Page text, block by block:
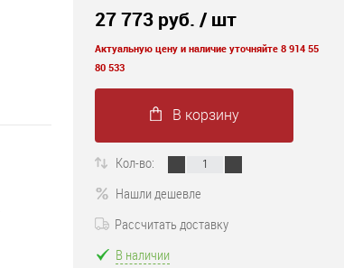
27 773 руб. / шт
Актуальную цену и наличие уточняйте 8 914 55
80 533
В корзину
Кол-во:
Нашли дешевле
Рассчитать доставку
В наличии